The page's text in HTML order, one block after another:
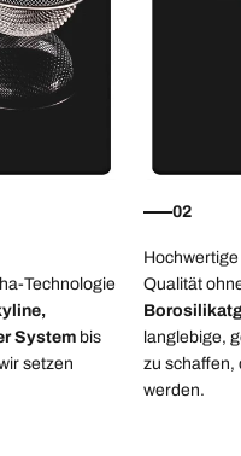
Technologie
System bis
setzen
02
Qualität
langlebige,
zu schaffen,
werden.